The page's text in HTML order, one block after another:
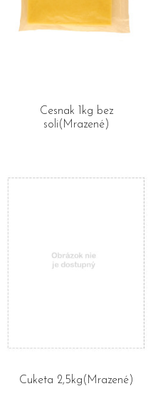
Cesnak 1kg bez
soli(Mrazené)
Cuketa 2,5kg(Mrazené)